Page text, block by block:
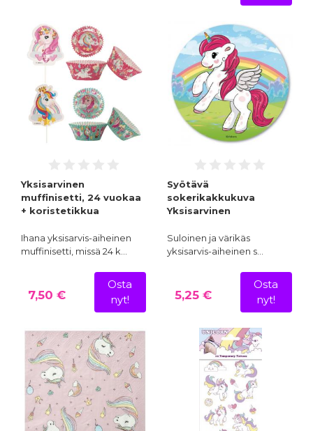
Yksisarvinen
muffinisetti, 24 vuokaa
+ koristetikkua
Ihana yksisarvis-aiheinen
muffinisetti, missä 24 k…
7,50 €
Osta
nyt!
Syötävä
sokerikakkukuva
Yksisarvinen
Suloinen ja värikäs
yksisarvis-aiheinen s…
5,25 €
Osta
nyt!